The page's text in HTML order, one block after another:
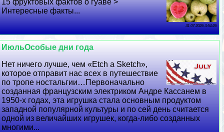
Интересные факты...
31 07 2026 3:54:26
ИюльОсобые дни года
Нет ничего лучше, чем «Etch a Sketch»,
которое отправит нас всех в путешествие
по тропе ностальгии…Первоначально
созданная французским электриком Андре Кассанем в
1950-х годах, эта игрушка стала основным продуктом
западной популярной культуры и по сей день считается
одной из величайших игрушек, когда-либо созданных
многими...